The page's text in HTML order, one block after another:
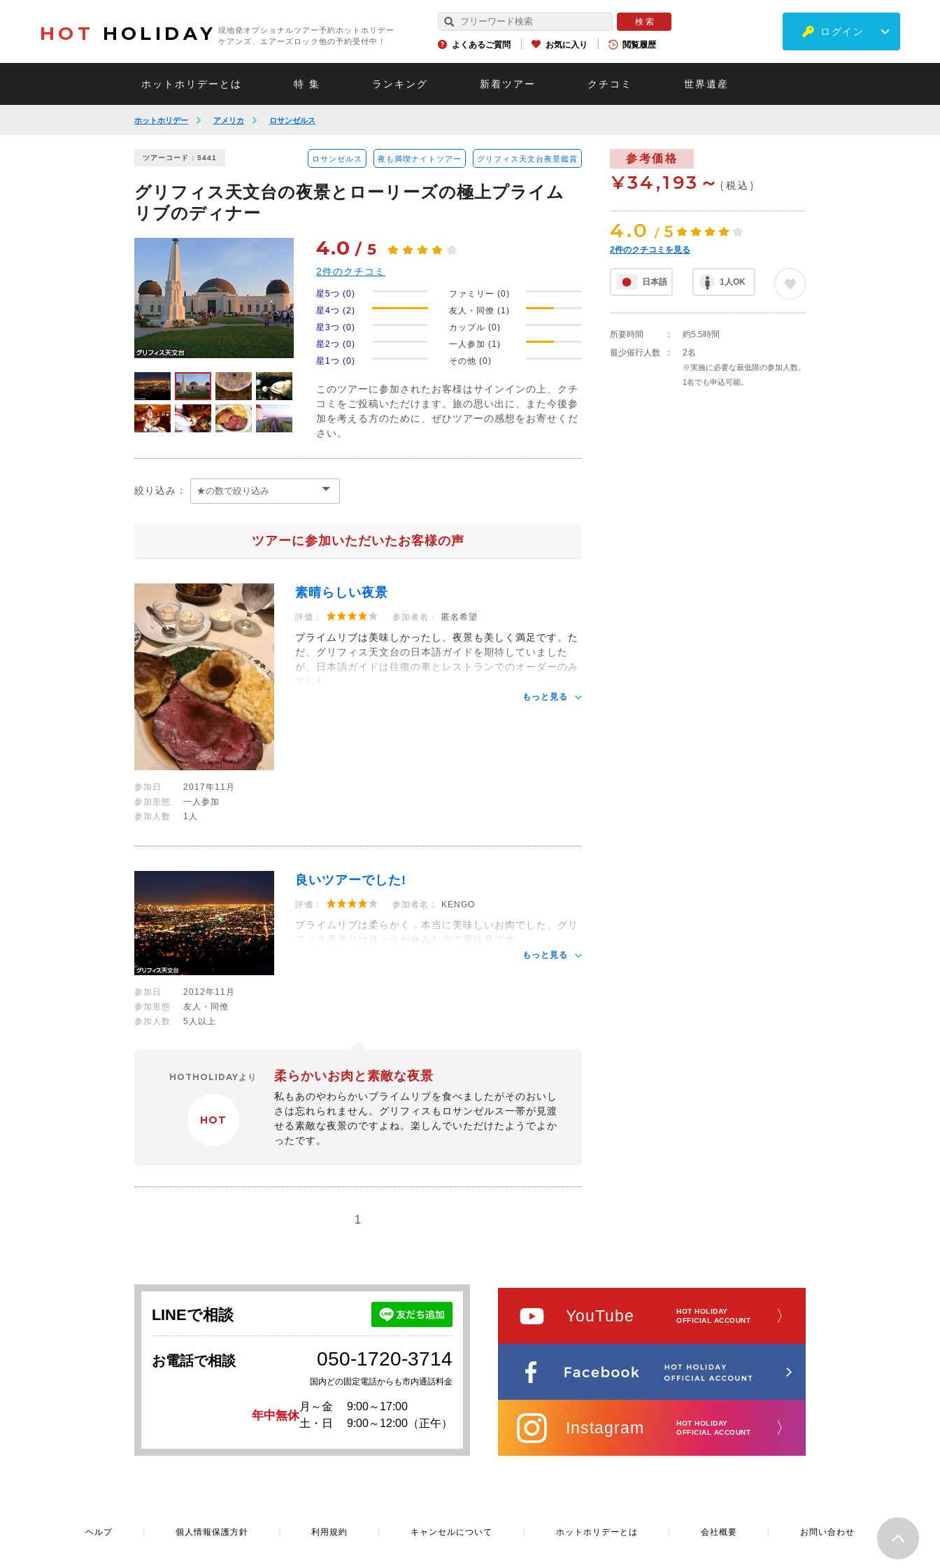
HOT HOLIDAY
現地発オプショナルツアー予約ホットホリデー
ケアンズ、エアーズロック他の予約受付中！
よくあるご質問 お気に入り 閲覧履歴
ログイン
ホットホリデーとは 特 集 ランキング 新着ツアー クチコミ 世界遺産
ホットホリデー アメリカ ロサンゼルス
ツアーコード : 5441 ロサンゼルス 夜も満喫ナイトツアー グリフィス天文台夜景鑑賞
グリフィス天文台の夜景とローリーズの極上プライム
リブのディナー
4.0 / 5
2件のクチコミ
星5つ (0)
星4つ (2)
星3つ (0)
星2つ (0)
星1つ (0)
ファミリー (0)
友人・同僚 (1)
カップル (0)
一人参加 (1)
その他 (0)
このツアーに参加されたお客様はサインインの上、クチ
コミをご投稿いただけます。旅の思い出に、また今後参
加を考える方のために、ぜひツアーの感想をお寄せくだ
さい。
絞り込み：
ツアーに参加いただいたお客様の声
素晴らしい夜景
評価： 参加者名： 匿名希望
プライムリブは美味しかったし、夜景も美しく満足です。た
だ、グリフィス天文台の日本語ガイドを期待していました
が、日本語ガイドは往復の車とレストランでのオーダーのみ
でした。
もっと見る
参加日
2017年11月
参加形態
一人参加
参加人数
1人
良いツアーでした!
評価： 参加者名： KENGO
プライムリブは柔らかく，本当に美味しいお肉でした。グリ
フィス天文台は月・火が休みなので要注意です。
もっと見る
参加日
2012年11月
参加形態
友人・同僚
参加人数
5人以上
HOTHOLIDAYより
HOT
柔らかいお肉と素敵な夜景
私もあのやわらかいプライムリブを食べましたがそのおいし
さは忘れられません。グリフィスもロサンゼルス一帯が見渡
せる素敵な夜景のですよね。楽しんでいただけたようでよか
ったです。
1
参考価格
¥34,193～ (税込)
4.0 / 5
2件のクチコミを見る
日本語 1人OK
所要時間 ：
約5.5時間
最少催行人数
： 2名
※実施に必要な最低限の参加人数。
1名でも申込可能。
LINEで相談
お電話で相談 050-1720-3714
国内どの固定電話からも市内通話料金
年中無休
月～金
9:00～17:00
土・日
9:00～12:00（正午）
YouTube
HOT HOLIDAY
OFFICIAL ACCOUNT
〉
Instagram
HOT HOLIDAY
OFFICIAL ACCOUNT
〉
ヘルプ 個人情報保護方針 利用規約 キャンセルについて ホットホリデーとは 会社概要 お問い合わせ